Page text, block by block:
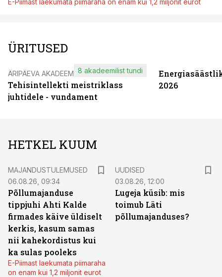
E-Piimast laekumata piimaraha on enam kui 1,2 miljonit eurot
ÜRITUSED
ÄRIPÄEVA AKADEEMIA
Tehisintellekti meistriklass
juhtidele - vundament
8 akadeemilist tundi
2026
HETKEL KUUM
MAJANDUSTULEMUSED
06.08.26, 09:34
Põllumajanduse
tippjuhi Ahti Kalde
firmades käive üldiselt
kerkis, kasum samas
nii kahekordistus kui
ka sulas pooleks
E-Piimast laekumata piimaraha
on enam kui 1,2 miljonit eurot
UUDISED
03.08.26, 12:00
Lugeja küsib: mis
toimub Läti
põllumajanduses?